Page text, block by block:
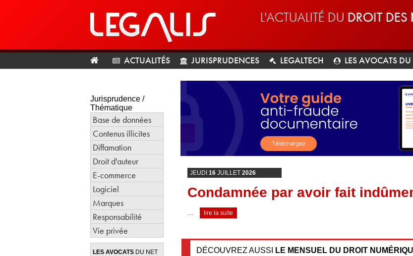
L'ACTUALITÉ DU DROIT DES
ACTUALITÉS JURISPRUDENCES LEGALTECH LES AVOCATS DU
Jurisprudence /
Thématique
Base de données
Contenus illicites
Diffamation
Droit d'auteur
E-commerce
Logiciel
Marques
Responsabilité
Vie privée
LES AVOCATS DU NET
JEUDI 16 JUILLET 2026
Condamnée par avoir fait
… lire la suite
DÉCOUVREZ AUSSI LE MENSUEL DU DROIT